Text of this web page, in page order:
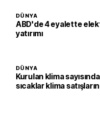
DÜNYA
ABD'de 4 eyalette
yatırımı
DÜNYA
Kurulan klima
sıcaklar klima